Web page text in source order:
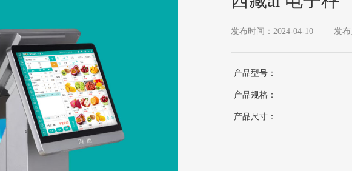
发布时间：2024-04-10 发
产品型号：
产品规格：
产品尺寸：